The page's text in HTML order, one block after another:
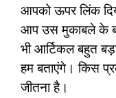
आपको ऊपर लिंक
आप उस मुकाबले के
भी आर्टिकल बहुत
हम बताएंगे। किस
जीतना है।